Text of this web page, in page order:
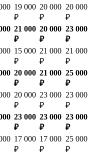
19 000
₽
20 000
₽
20 000
₽
21 000
₽
20 000
₽
23 000
₽
15 000
₽
21 000
₽
21 000
₽
20 000
₽
21 000
₽
25 000
₽
20 000
₽
23 000
₽
23 000
₽
23 000
₽
23 000
₽
23 000
₽
17 000
₽
17 000
₽
25 000
₽